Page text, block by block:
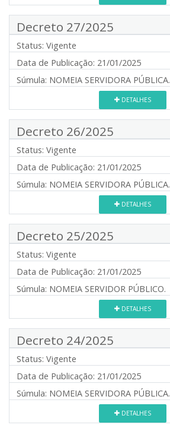
Decreto 27/2025
Status: Vigente
Data de Publicação: 21/01/2025
Súmula: NOMEIA SERVIDORA PÚBLICA.
DETALHES
Decreto 26/2025
Status: Vigente
Data de Publicação: 21/01/2025
Súmula: NOMEIA SERVIDORA PÚBLICA.
DETALHES
Decreto 25/2025
Status: Vigente
Data de Publicação: 21/01/2025
Súmula: NOMEIA SERVIDOR PÚBLICO.
DETALHES
Decreto 24/2025
Status: Vigente
Data de Publicação: 21/01/2025
Súmula: NOMEIA SERVIDORA PÚBLICA.
DETALHES